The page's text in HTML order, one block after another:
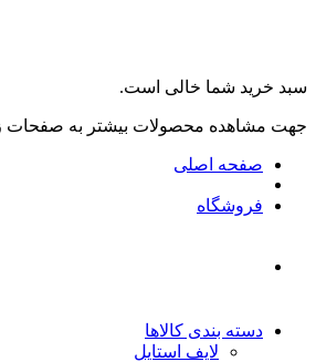
سبد خرید شما خالی است.
جهت مشاهده محصولات بیشتر به صفحات
صفحه اصلی
فروشگاه
دسته بندی کالاها
لایف استایل